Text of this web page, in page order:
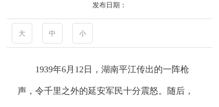
发布日期：
大 中 小
1939年6月12日，湖南平江传出的一阵枪
声，令千里之外的延安军民十分震怒。随后，